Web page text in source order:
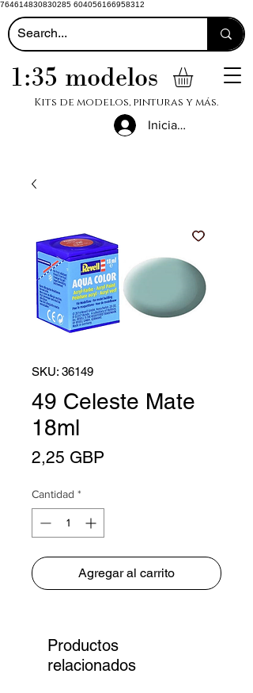
764614830830285 604056166958312
1:35 modelos
Kits de modelos, pinturas y más.
Iniciar sesión
SKU: 36149
49 Celeste Mate
18ml
2,25 GBP
Cantidad *
Agregar al carrito
Productos
relacionados